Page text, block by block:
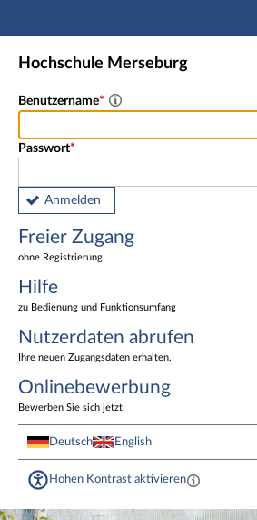
Hauptnavigation
Freier Zugang
Nutzerdaten abrufen
Fußzeile
Hochschule Merseburg
Benutzername
Passwort
Anmelden
Freier Zugang
ohne Registrierung
Hilfe
zu Bedienung und Funktionsumfang
Nutzerdaten abrufen
Ihre neuen Zugangsdaten erhalten.
Onlinebewerbung
Bewerben Sie sich jetzt!
Deutsch English
Hohen Kontrast aktivieren